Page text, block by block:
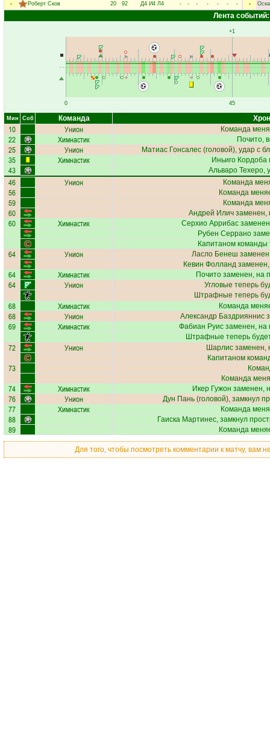
-
Роберт Сков 20 92 Д4 И4 Л4 - - - - - - -
-
Лента событий:
0
+1
45
Мин Соб Команда
10 Унион Команда
22 Химнастик Почито,
25 Унион Матиас Гонсалес (головой), удар с
35 Химнастик Иньиго Кордоба
43 Альваро Техеро,
46 Унион Команда
56 Команда
59 Команда
60 Андрей Иличзаменен,
60 Химнастик Серхио Аррибас
Рубен Серрано
Капитаном команды
64 Унион Ласло Бенеш
Кевин Фолланд
64 Химнастик Почито заменен, на
64 Унион
Угловые теперь
Штрафные теперь
68 Химнастик Команда
68 Унион Александр Баздрияннис
69 Химнастик Фабиан Руисзаменен, на
Штрафные теперь
72 Унион Шарлисзаменен,
Капитаном
73
Команда
74 Химнастик Икер Гужон заменен,
76 Унион Дун Пань (головой), замкнул
77 Химнастик Команда
88 Гаиска Мартинес, замкнул
89 Команда
Для того, чтобы посмотреть комментарии к матчу, вам